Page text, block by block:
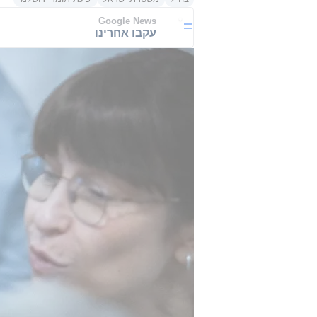
Google News
עקבו אחרינו